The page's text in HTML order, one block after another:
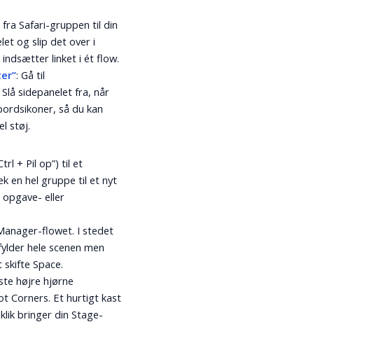
Safari-gruppen til din
og slip det over i
indsætter linket i ét flow.
: Gå til
sidepanelet fra, når
så du kan
støj.
+ Pil op”) til et
en hel gruppe til et nyt
eller
flowet. I stedet
hele scenen men
Space.
højre hjørne
Corners. Et hurtigt kast
bringer din Stage-